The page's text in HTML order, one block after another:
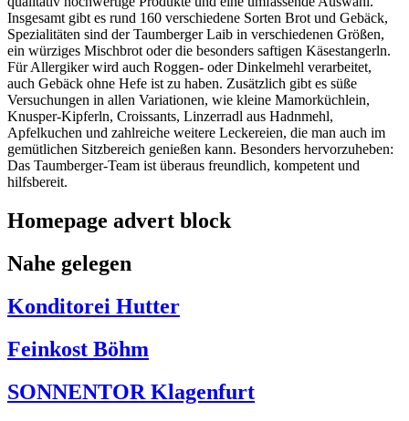
Insgesamt gibt es rund 160 verschiedene Sorten Brot und Gebäck,
Spezialitäten sind der Taumberger Laib in verschiedenen Größen,
ein würziges Mischbrot oder die besonders saftigen Käsestangerln.
Für Allergiker wird auch Roggen- oder Dinkelmehl verarbeitet,
auch Gebäck ohne Hefe ist zu haben. Zusätzlich gibt es süße
Versuchungen in allen Variationen, wie kleine Mamorküchlein,
Knusper-Kipferln, Croissants, Linzerradl aus Hadnmehl,
Apfelkuchen und zahlreiche weitere Leckereien, die man auch im
gemütlichen Sitzbereich genießen kann. Besonders hervorzuheben:
Das Taumberger-Team ist überaus freundlich, kompetent und
hilfsbereit.
Homepage advert block
Nahe gelegen
Konditorei Hutter
Feinkost Böhm
SONNENTOR Klagenfurt